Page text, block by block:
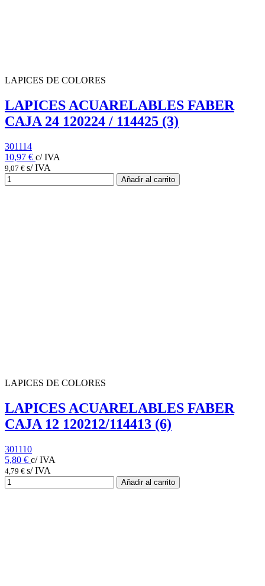
LAPICES DE COLORES
LAPICES ACUARELABLES FABER
CAJA 24 120224 / 114425 (3)
301114
10,97 € c/ IVA
9,07 € s/ IVA
Añadir al carrito
LAPICES DE COLORES
LAPICES ACUARELABLES FABER
CAJA 12 120212/114413 (6)
301110
5,80 € c/ IVA
4,79 € s/ IVA
Añadir al carrito